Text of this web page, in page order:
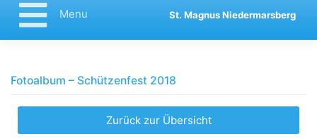
Kompanien
Menu St. Magnus Niedermarsberg
Fotoalbum – Schützenfest 2018
Zurück zur Übersicht